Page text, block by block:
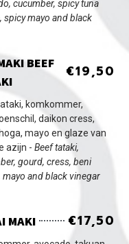
cucumber, spicy tuna
spicy mayo and black
BEEF
€19,50
komkommer,
daikon cress,
mayo en glaze van
azijn -Beef tataki,
gourd, cress, beni
mayo and black vinegar
MAKI €17,50